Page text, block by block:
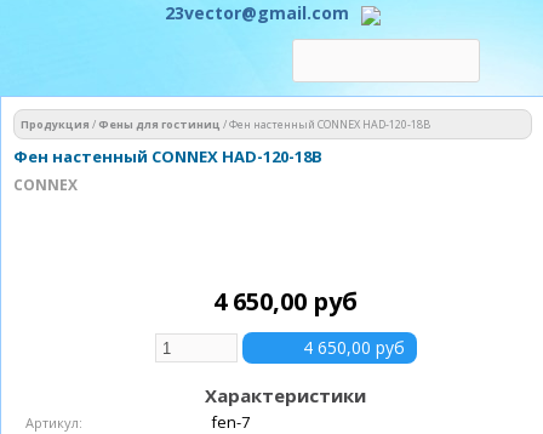
23vector@gmail.com
Вы здесь
Продукция / Фены для гостиниц /Фен настенный CONNEX HAD-120-18B
Фен настенный CONNEX HAD-120-18B
CONNEX
4 650,00 руб
Характеристики
Артикул: fen-7